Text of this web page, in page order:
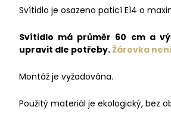
Svítidlo je osazeno paticí E14 o
Svítidlo má průměr 60 cm a
upravit dle potřeby.Žárovka není
Montáž je vyžadována.
Použitý materiál je ekologický, bez